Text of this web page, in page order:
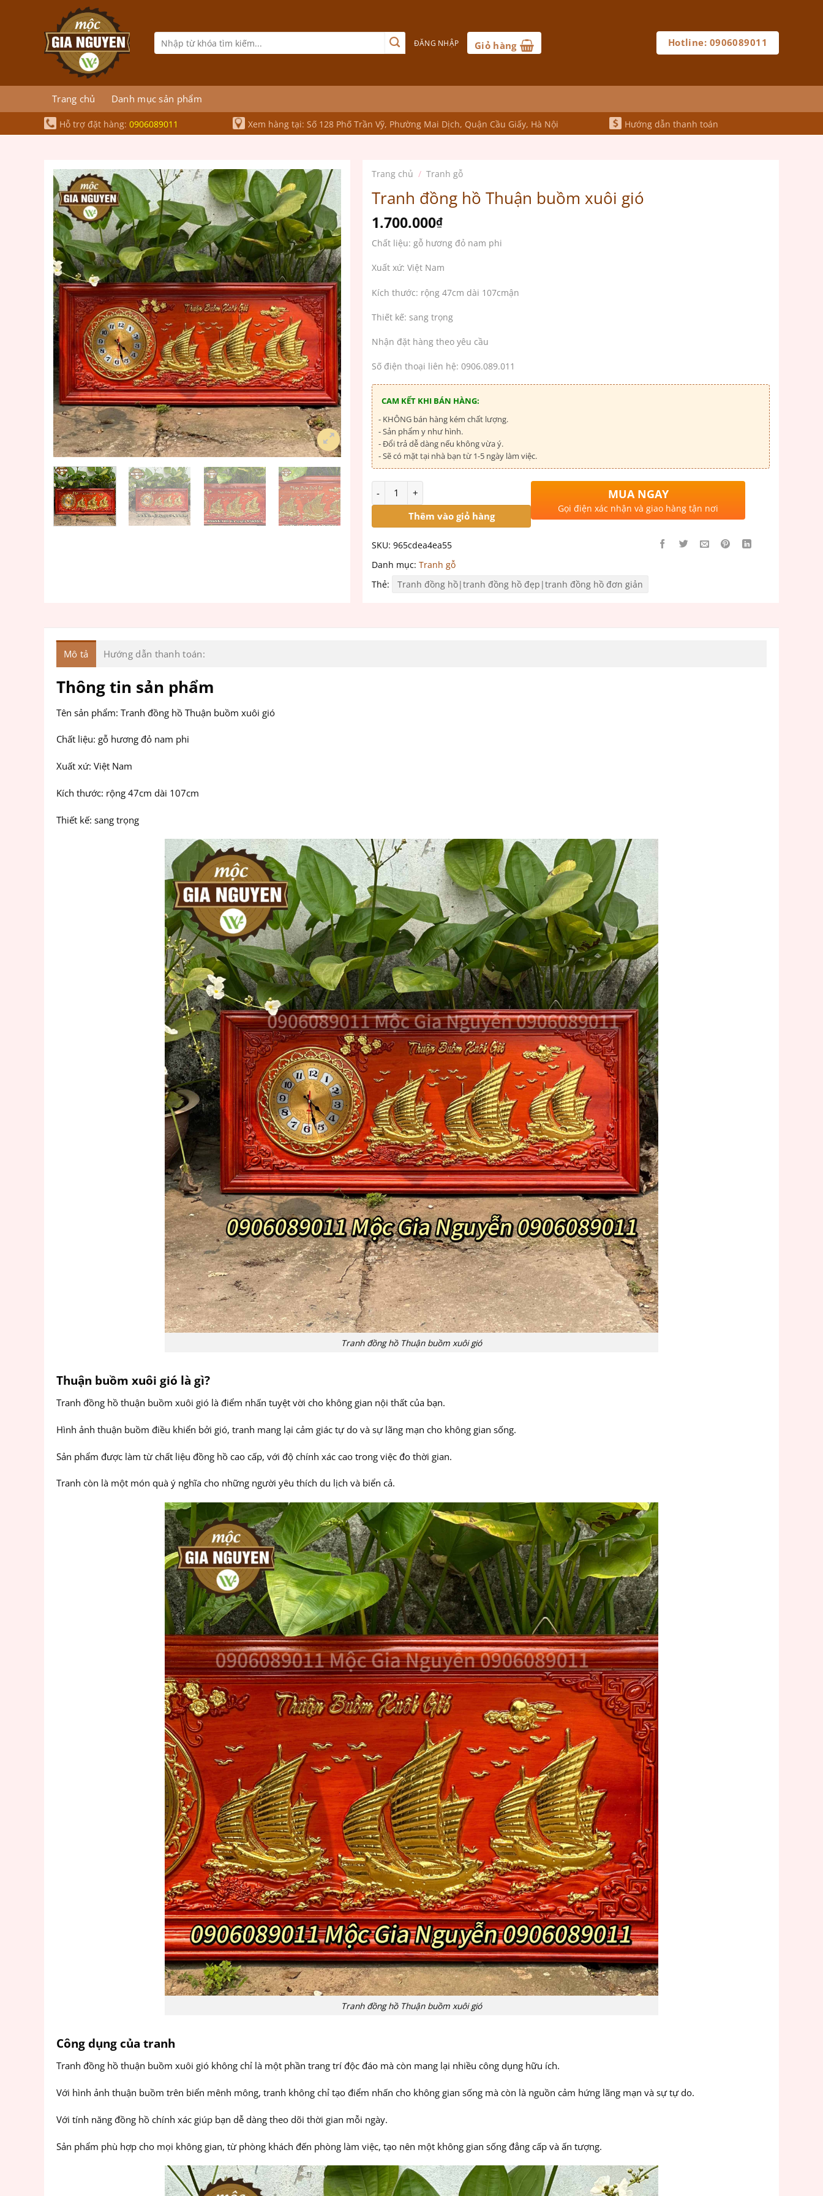
Tìm
kiếm:
ĐĂNG NHẬP Giỏ hàng Hotline: 0906089011
Trang chủ Danh mục sản phẩm
Hỗ trợ đặt hàng: 0906089011 Xem hàng tại: Số 128 Phố Trần Vỹ, Phường Mai Dịch, Quận Cầu Giấy, Hà Nội Hướng dẫn thanh toán
Trang chủ / Tranh gỗ
Tranh đồng hồ Thuận buồm xuôi gió
1.700.000₫
Chất liệu: gỗ hương đỏ nam phi
Xuất xứ: Việt Nam
Kích thước: rộng 47cm dài 107cmận
Thiết kế: sang trọng
Nhận đặt hàng theo yêu cầu
Số điện thoại liên hệ: 0906.089.011
CAM KẾT KHI BÁN HÀNG:
- KHÔNG bán hàng kém chất lượng.
- Sản phẩm y như hình.
- Đổi trả dễ dàng nếu không vừa ý.
- Sẽ có mặt tại nhà bạn từ 1-5 ngày làm việc.
Số lượng
Thêm vào giỏ hàng
MUA NGAY
Gọi điện xác nhận và giao hàng tận nơi
SKU: 965cdea4ea55
Danh mục: Tranh gỗ
Thẻ:
Tranh đồng hồ|tranh đồng hồ đẹp|tranh đồng hồ đơn giản
Mô tả Hướng dẫn thanh toán:
Thông tin sản phẩm
Tên sản phẩm: Tranh đồng hồ Thuận buồm xuôi gió
Chất liệu: gỗ hương đỏ nam phi
Xuất xứ: Việt Nam
Kích thước: rộng 47cm dài 107cm
Thiết kế: sang trọng
Tranh đồng hồ Thuận buồm xuôi gió
Thuận buồm xuôi gió là gì?
Tranh đồng hồ thuận buồm xuôi gió là điểm nhấn tuyệt vời cho không gian nội thất của bạn.
Hình ảnh thuận buồm điều khiển bởi gió, tranh mang lại cảm giác tự do và sự lãng mạn cho không gian sống.
Sản phẩm được làm từ chất liệu đồng hồ cao cấp, với độ chính xác cao trong việc đo thời gian.
Tranh còn là một món quà ý nghĩa cho những người yêu thích du lịch và biển cả.
Tranh đồng hồ Thuận buồm xuôi gió
Công dụng của tranh
Tranh đồng hồ thuận buồm xuôi gió không chỉ là một phần trang trí độc đáo mà còn mang lại nhiều công dụng hữu ích.
Với hình ảnh thuận buồm trên biển mênh mông, tranh không chỉ tạo điểm nhấn cho không gian sống mà còn là nguồn cảm hứng lãng mạn và sự tự do.
Với tính năng đồng hồ chính xác giúp bạn dễ dàng theo dõi thời gian mỗi ngày.
Sản phẩm phù hợp cho mọi không gian, từ phòng khách đến phòng làm việc, tạo nên một không gian sống đẳng cấp và ấn tượng.